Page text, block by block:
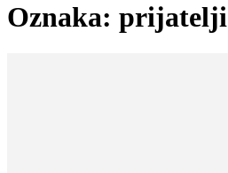
Oznaka: prijatelji